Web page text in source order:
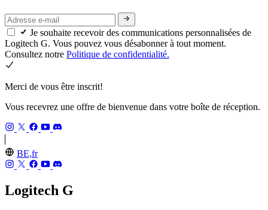
Je souhaite recevoir des communications personnalisées de
Logitech G. Vous pouvez vous désabonner à tout moment.
Consultez notre Politique de confidentialité.
Merci de vous être inscrit!
Vous recevrez une offre de bienvenue dans votre boîte de réception.
BE,fr
Logitech G